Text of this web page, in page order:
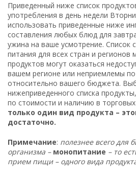
Приведенный ниже список
употребления в день недели
использовать приведенные ниже
составления любых блюд для
ужина на ваше усмотрение. Список
питания для всех стран и
продуктов могут оказаться
вашем регионе или неприемлемы
относительно вашего бюджета.
нижеприведенного списка
по стоимости и наличию в торговых
только один вид продукта –
достаточно.
Примечание: полезнее всего для
организма – монопитание – то
прием пищи – одного вида